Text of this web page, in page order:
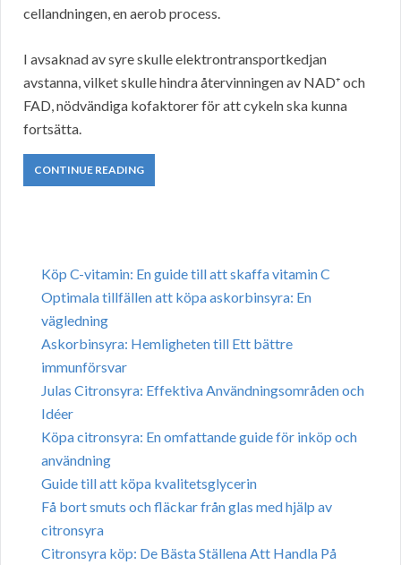
cellandningen, en aerob process.
I avsaknad av syre skulle elektrontransportkedjan
avstanna, vilket skulle hindra återvinningen av NAD⁺ och
FAD, nödvändiga kofaktorer för att cykeln ska kunna
fortsätta.
CONTINUE READING
Köp C-vitamin: En guide till att skaffa vitamin C
Optimala tillfällen att köpa askorbinsyra: En
vägledning
Askorbinsyra: Hemligheten till Ett bättre
immunförsvar
Julas Citronsyra: Effektiva Användningsområden och
Idéer
Köpa citronsyra: En omfattande guide för inköp och
användning
Guide till att köpa kvalitetsglycerin
Få bort smuts och fläckar från glas med hjälp av
citronsyra
Citronsyra köp: De Bästa Ställena Att Handla På